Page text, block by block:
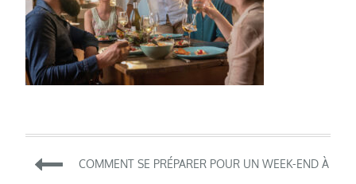
Navigation
COMMENT SE PRÉPARER POUR UN WEEK-END À